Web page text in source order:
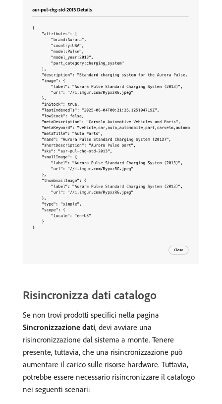
Risincronizza dati catalogo
Se non trovi prodotti specifici nella pagina
Sincronizzazione dati, devi avviare una
risincronizzazione dal sistema a monte. Tenere
presente, tuttavia, che una risincronizzazione può
aumentare il carico sulle risorse hardware. Tuttavia,
potrebbe essere necessario risincronizzare il catalogo
nei seguenti scenari: